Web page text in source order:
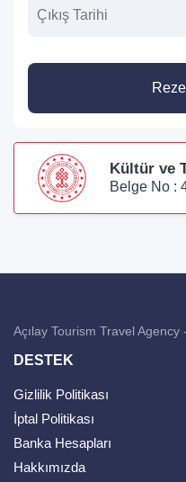
Kültür ve
Belge No :
Açılay Tourism Travel
DESTEK
Gizlilik Politikası
İptal Politikası
Banka Hesapları
Hakkımızda